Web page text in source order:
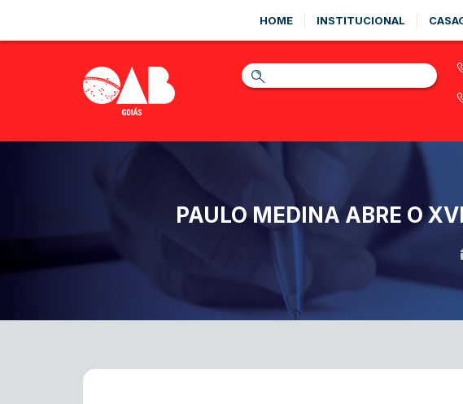
HOME INSTITUCIONAL
PAULO MEDINA ABRE O